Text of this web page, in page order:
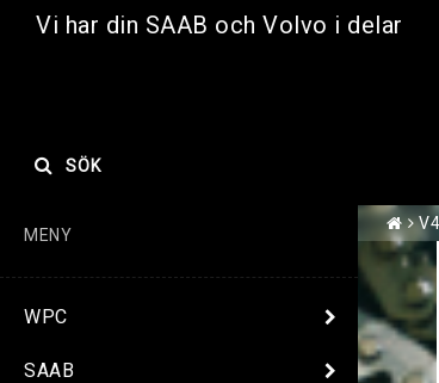
Vi har din SAAB och Volvo i delar
SÖK
MENY
WPC
SAAB